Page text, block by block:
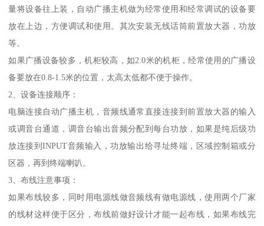
量将设备往上装，自动广播主机做为经常使用和经常调试的设备要
放在上边，方便调试和使用。其次安装无线话筒前置放大器，功放
等。
如果广播设备较多，机柜较高，如2.0米的机柜，经常使用的广播设
备要放在0.8-1.5米的位置，太高太低都不便于操作。
2、设备连接顺序：
电脑连接自动广播主机，音频线通常直接连接到前置放大器的输入
或调音台通道，调音台输出音频分配到每台功放，如果是纯后级功
放连接到INPUT音频输入，功放输出给寻址终端，区域控制箱或分
区器，再到终端喇叭。
3、布线注意事项：
如果布线较多，同时用电源线做音频线有做电源线，使用两个厂家
的线材这样便于区分，布线前做好设计才能一起布线，如果布线完